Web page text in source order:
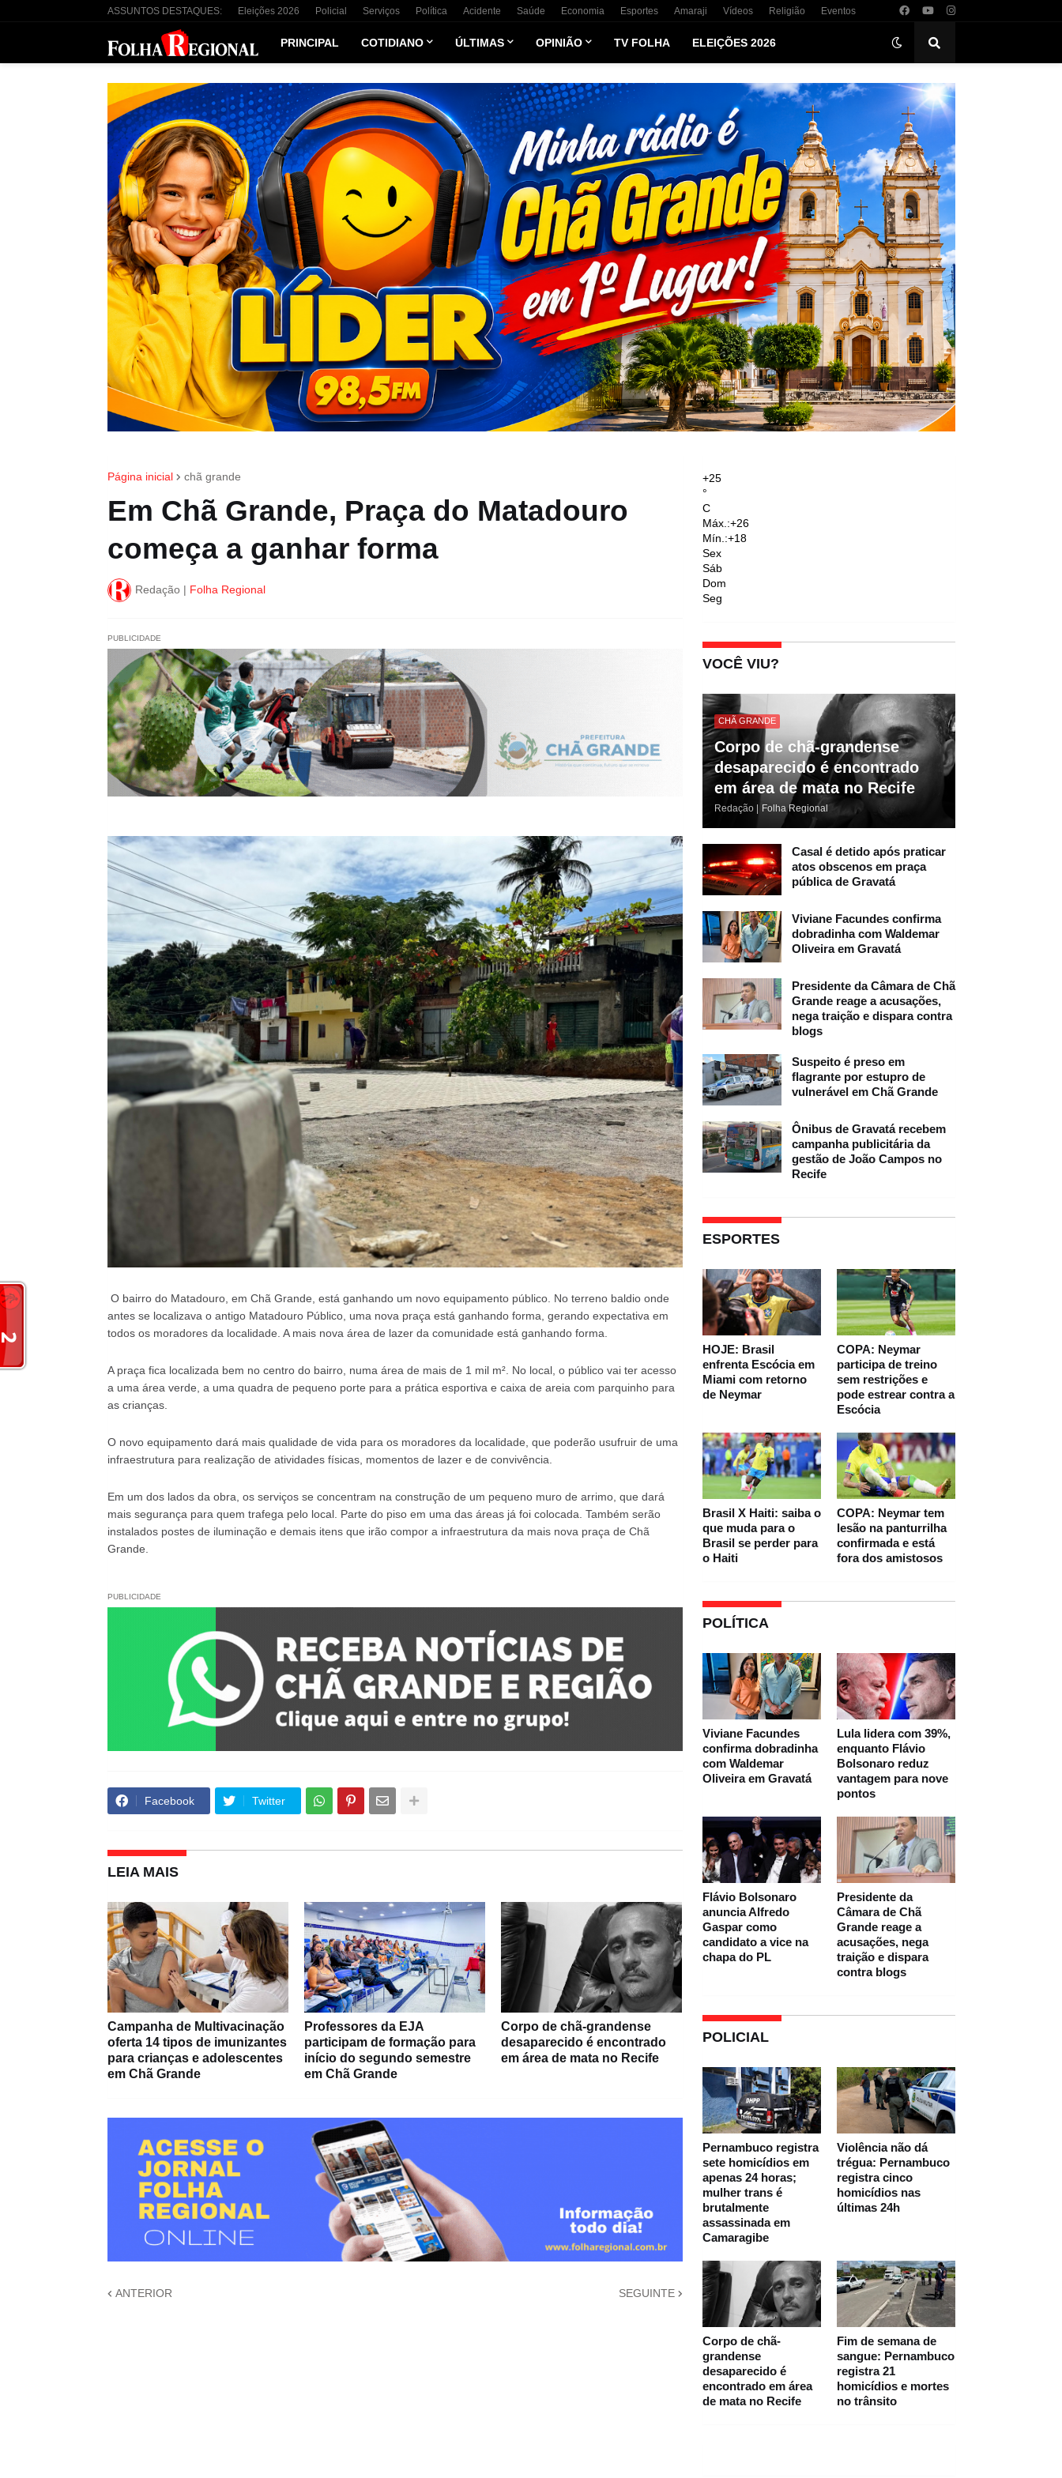
ASSUNTOS DESTAQUES: Eleições 2026 Policial Serviços Política Acidente Saúde Economia Esportes Amaraji Vídeos Religião Eventos
PRINCIPAL COTIDIANO ÚLTIMAS OPINIÃO TV FOLHA ELEIÇÕES 2026
Página inicial chã grande
Em Chã Grande, Praça do Matadouro
começa a ganhar forma
Redação | Folha Regional
PUBLICIDADE
O bairro do Matadouro, em Chã Grande, está ganhando um novo equipamento público. No terreno baldio onde
antes se localizava o antigo Matadouro Público, uma nova praça está ganhando forma, gerando expectativa em
todos os moradores da localidade. A mais nova área de lazer da comunidade está ganhando forma.
A praça fica localizada bem no centro do bairro, numa área de mais de 1 mil m². No local, o público vai ter acesso
a uma área verde, a uma quadra de pequeno porte para a prática esportiva e caixa de areia com parquinho para
as crianças.
O novo equipamento dará mais qualidade de vida para os moradores da localidade, que poderão usufruir de uma
infraestrutura para realização de atividades físicas, momentos de lazer e de convivência.
Em um dos lados da obra, os serviços se concentram na construção de um pequeno muro de arrimo, que dará
mais segurança para quem trafega pelo local. Parte do piso em uma das áreas já foi colocada. Também serão
instalados postes de iluminação e demais itens que irão compor a infraestrutura da mais nova praça de Chã
Grande.
PUBLICIDADE
Facebook Twitter
LEIA MAIS
Campanha de Multivacinação
oferta 14 tipos de imunizantes
para crianças e adolescentes
em Chã Grande
Professores da EJA
participam de formação para
início do segundo semestre
em Chã Grande
Corpo de chã-grandense
desaparecido é encontrado
em área de mata no Recife
ANTERIOR SEGUINTE
+25
°
C
Máx.:+26
Mín.:+18
Sex
Sáb
Dom
Seg
VOCÊ VIU?
CHÃ GRANDE
Corpo de chã-grandense
desaparecido é encontrado
em área de mata no Recife
Redação | Folha Regional
Casal é detido após praticar
atos obscenos em praça
pública de Gravatá
Viviane Facundes confirma
dobradinha com Waldemar
Oliveira em Gravatá
Presidente da Câmara de Chã
Grande reage a acusações,
nega traição e dispara contra
blogs
Suspeito é preso em
flagrante por estupro de
vulnerável em Chã Grande
Ônibus de Gravatá recebem
campanha publicitária da
gestão de João Campos no
Recife
ESPORTES
HOJE: Brasil
enfrenta Escócia em
Miami com retorno
de Neymar
COPA: Neymar
participa de treino
sem restrições e
pode estrear contra a
Escócia
Brasil X Haiti: saiba o
que muda para o
Brasil se perder para
o Haiti
COPA: Neymar tem
lesão na panturrilha
confirmada e está
fora dos amistosos
POLÍTICA
Viviane Facundes
confirma dobradinha
com Waldemar
Oliveira em Gravatá
Lula lidera com 39%,
enquanto Flávio
Bolsonaro reduz
vantagem para nove
pontos
Flávio Bolsonaro
anuncia Alfredo
Gaspar como
candidato a vice na
chapa do PL
Presidente da
Câmara de Chã
Grande reage a
acusações, nega
traição e dispara
contra blogs
POLICIAL
Pernambuco registra
sete homicídios em
apenas 24 horas;
mulher trans é
brutalmente
assassinada em
Camaragibe
Violência não dá
trégua: Pernambuco
registra cinco
homicídios nas
últimas 24h
Corpo de chã-
grandense
desaparecido é
encontrado em área
de mata no Recife
Fim de semana de
sangue: Pernambuco
registra 21
homicídios e mortes
no trânsito